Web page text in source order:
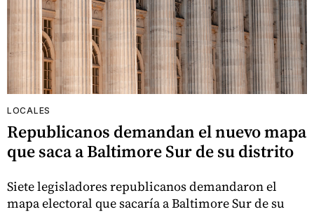
LOCALES
Republicanos demandan el nuevo mapa
que saca a Baltimore Sur de su distrito
Siete legisladores republicanos demandaron el
mapa electoral que sacaría a Baltimore Sur de su